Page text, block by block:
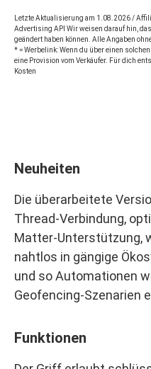
Letzte Aktualisierung am 1.08.2026 /
Advertising API Wir weisen darauf hin,
geändert haben können. Alle Angaben
* = Werbelink: Wenn du über einen
eine Provision vom Verkäufer. Für dich
Kosten
Neuheiten
Die überarbeitete
Thread‑Verbindung,
Matter‑Unterstützung,
nahtlos in gängige
und so Automationen
Geofencing‑Szenarien
Funktionen